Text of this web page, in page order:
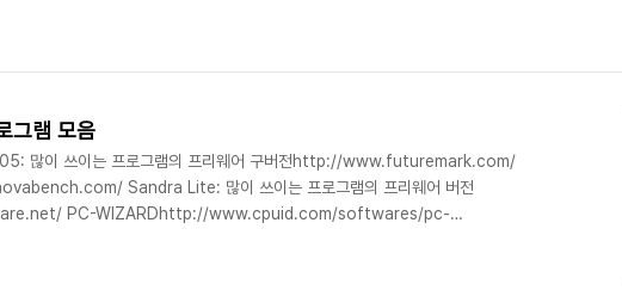
Generated/Second: 797446 Graphics Tests (Score: 23) - 3D
그램 모음
많이 쓰이는 프로그램의 프리웨어 구버전http://www.futuremark.com/
Sandra Lite: 많이 쓰이는 프로그램의 프리웨어 버전
PC-WIZARDhttp://www.cpuid.com/softwares/pc-
kr/products/cinebench/overview.html Prime95: 메르